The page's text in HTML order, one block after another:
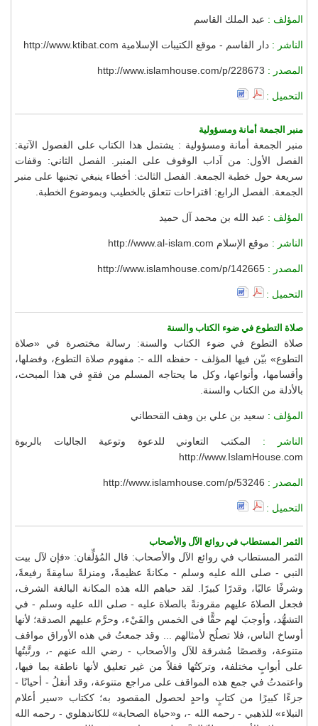
المؤلف : عبد الملك القاسم
الناشر : دار القاسم - موقع الكتيبات الإسلامية http://www.ktibat.com
المصدر : http://www.islamhouse.com/p/228673
التحميل :
منبر الجمعة أمانة ومسؤولية
منبر الجمعة أمانة ومسؤولية : يشتمل هذا الكتاب على الفصول الآتية:
الفصل الأول: من آداب الوقوف على المنبر. الفصل الثاني: وقفات
سريعة حول خطبة الجمعة. الفصل الثالث: أخطاء ينبغي تجنبها على منبر
الجمعة. الفصل الرابع: اقتراحات تتعلق بالخطيب وبموضوع الخطبة.
المؤلف : عبد الله بن محمد آل حميد
الناشر : موقع الإسلام http://www.al-islam.com
المصدر : http://www.islamhouse.com/p/142665
التحميل :
صلاة التطوع في ضوء الكتاب والسنة
صلاة التطوع في ضوء الكتاب والسنة: رسالة مختصرة في «صلاة
التطوع» بيّن فيها المؤلف - حفظه الله -: مفهوم صلاة التطوع، وفضلها،
وأقسامها، وأنواعها، وكل ما يحتاجه المسلم من فقهٍ في هذا المبحث،
بالأدلة من الكتاب والسنة.
المؤلف : سعيد بن علي بن وهف القحطاني
الناشر : المكتب التعاوني للدعوة وتوعية الجاليات بالربوة
http://www.IslamHouse.com
المصدر : http://www.islamhouse.com/p/53246
التحميل :
الثمر المستطاب في روائع الآل والأصحاب
الثمر المستطاب في روائع الآل والأصحاب: قال المُؤلِّفان: «فإن لآل بيت
النبي - صلى الله عليه وسلم - مكانةً عظيمةً، ومنزلةً سامِقةً رفيعةً،
وشرفًا عاليًا، وقدرًا كبيرًا. لقد حباهم الله هذه المكانة البالغة الشرف،
فجعل الصلاةَ عليهم مقرونةً بالصلاة عليه - صلى الله عليه وسلم - في
التشهُّد، وأوجبَ لهم حقًّا في الخمس والفَيْء، وحرَّم عليهم الصدقة؛ لأنها
أوساخ الناس، فلا تصلُح لأمثالهم ... وقد جمعتُ في هذه الأوراق مواقف
متنوعة، وقصصًا مُشرقة للآل والأصحاب - رضي الله عنهم -، ورتَّبتُها
على أبوابٍ مختلفة، وتركتُها قفلاً من غير تعليق لأنها ناطقة بما فيها،
واعتمدتُ في جمع هذه المواقف على مراجع متنوعة، وقد أنقلُ - أحيانًا -
جزءًا كبيرًا من كتابٍ واحدٍ لحصول المقصود به؛ ككتاب «سير أعلام
النبلاء» للذهبي - رحمه الله -، و«حياة الصحابة» للكاندهلوي - رحمه الله